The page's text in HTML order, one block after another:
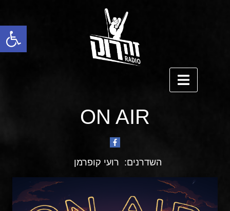
פתח סרגל נגישות
ON AIR
השדרנים: רועי קופרמן